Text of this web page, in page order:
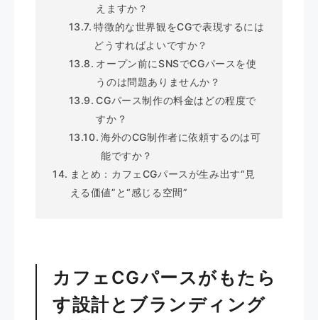
えますか？
特徴的な世界観をCGで表現するには
どうすればよいですか？
オープン前にSNSでCGパースを使
うのは問題ありませんか？
CGパース制作の料金はどの程度で
すか？
海外のCG制作者に依頼するのは可
能ですか？
まとめ：カフェCGパースが生み出す“見
える価値”と“感じる空間”
カフェCGパースがもたら
す設計とブランディング